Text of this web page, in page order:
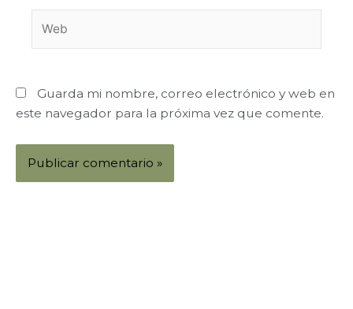
Guarda mi nombre, correo electrónico y web en
este navegador para la próxima vez que comente.